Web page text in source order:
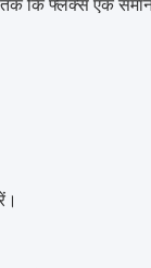
कि फ्लेक्स एक